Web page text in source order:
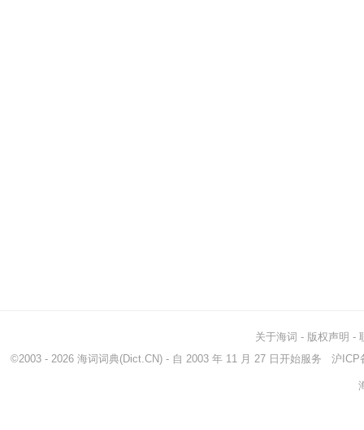
关于海词 - 版权声明 -
©2003 - 2026 海词词典(Dict.CN) - 自 2003 年 11 月 27 日开始服务 沪ICP